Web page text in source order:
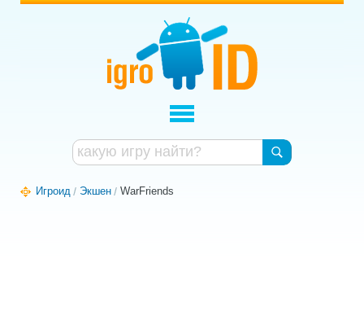
Игроид Экшен WarFriends